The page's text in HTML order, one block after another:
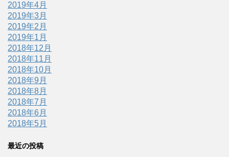
2019年4月
2019年3月
2019年2月
2019年1月
2018年12月
2018年11月
2018年10月
2018年9月
2018年8月
2018年7月
2018年6月
2018年5月
最近の投稿